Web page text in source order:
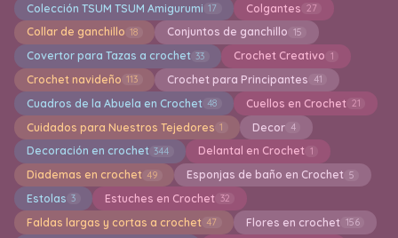
Colección TSUM TSUM Amigurumi 17 Colgantes 27
Collar de ganchillo 18 Conjuntos de ganchillo 15
Covertor para Tazas a crochet 33 Crochet Creativo 1
Crochet navideño 113 Crochet para Principantes 41
Cuadros de la Abuela en Crochet 48 Cuellos en Crochet 21
Cuidados para Nuestros Tejedores 1 Decor 4
Decoración en crochet 344 Delantal en Crochet 1
Diademas en crochet 49 Esponjas de baño en Crochet 5
Estolas 3 Estuches en Crochet 32
Faldas largas y cortas a crochet 47 Flores en crochet 156